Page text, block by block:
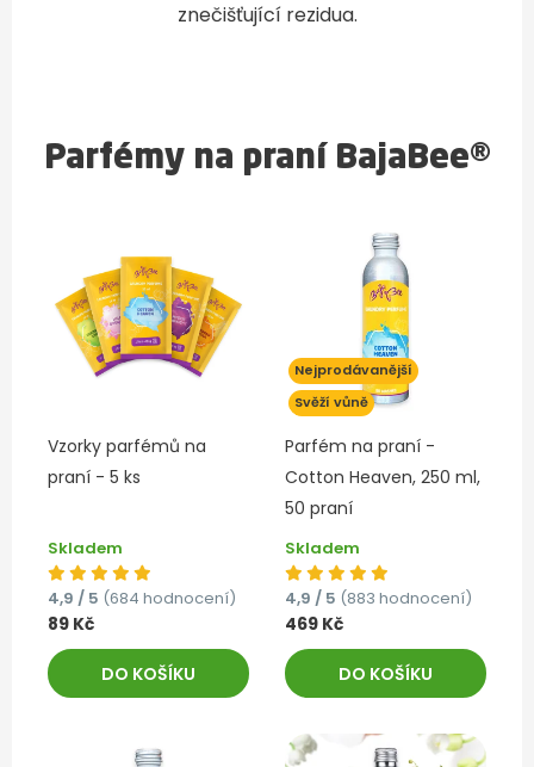
znečišťující rezidua.
Parfémy na praní BajaBee®
Vzorky parfémů na
praní - 5 ks
Skladem
4,9 / 5 (684 hodnocení)
89 Kč
DO KOŠÍKU
Nejprodávanější
Svěží vůně
Parfém na praní -
Cotton Heaven, 250 ml,
50 praní
Skladem
4,9 / 5 (883 hodnocení)
469 Kč
DO KOŠÍKU